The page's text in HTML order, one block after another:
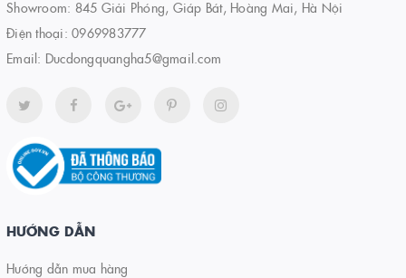
Showroom: 845 Giải Phóng, Giáp Bát, Hoàng Mai, Hà Nội
Điện thoại: 0969983777
Email: Ducdongquangha5@gmail.com
HƯỚNG DẪN
Hướng dẫn mua hàng